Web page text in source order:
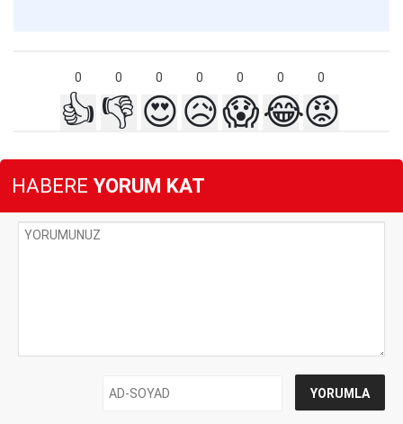
0 0 0 0 0 0 0
👍 👎 😍😥😱😂😡
HABERE YORUM KAT